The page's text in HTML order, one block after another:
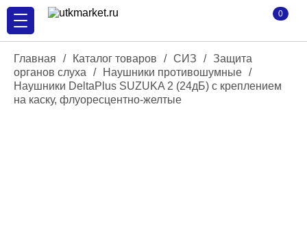
0
Главная / Каталог товаров / СИЗ / Защита
органов слуха
/ Наушники противошумные /
Наушники DeltaPlus SUZUKA 2 (24дБ) с креплением
на каску, флуоресцентно-желтые